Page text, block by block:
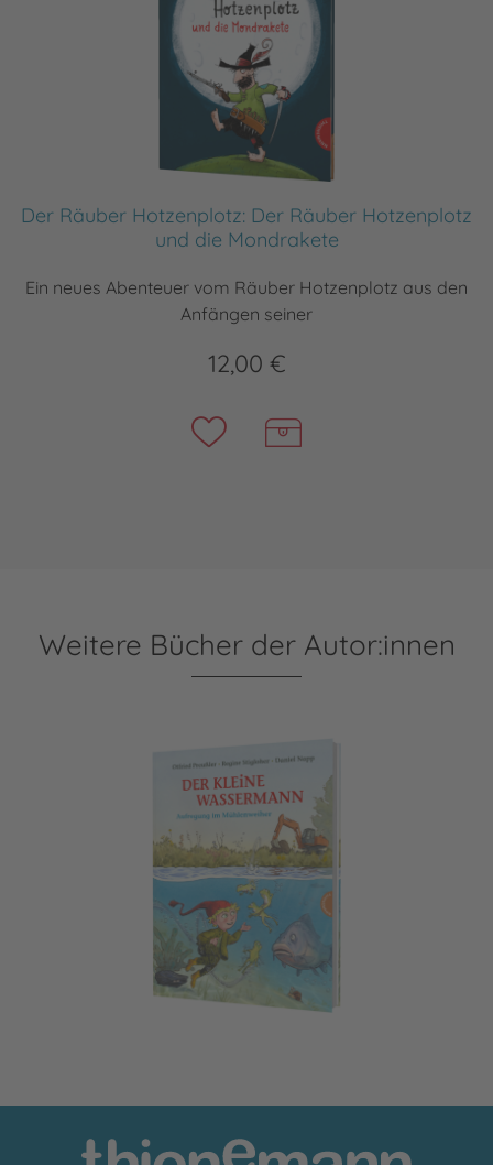
Der Räuber Hotzenplotz: Der Räuber Hotzenplotz
und die Mondrakete
Ein neues Abenteuer vom Räuber Hotzenplotz aus den
Anfängen seiner
12,00 €
Weitere Bücher der Autor:innen
Der kleine Wassermann: Aufregung im Mühlenweiher